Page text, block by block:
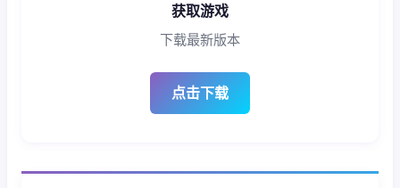
获取游戏
下载最新版本
点击下载